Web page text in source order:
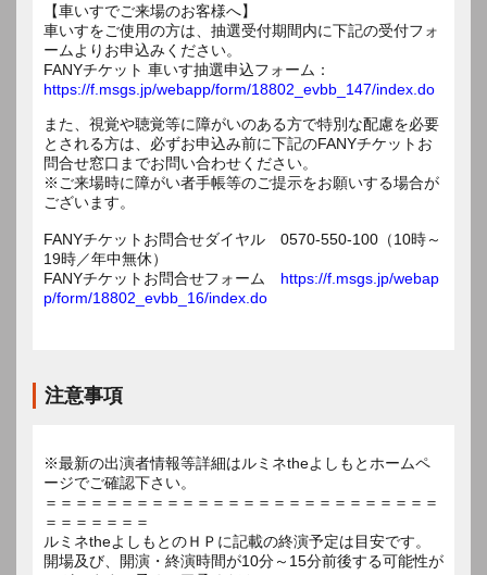
【車いすでご来場のお客様へ】
車いすをご使用の方は、抽選受付期間内に下記の受付フォ
ームよりお申込みください。
FANYチケット 車いす抽選申込フォーム：
https://f.msgs.jp/webapp/form/18802_evbb_147/index.do
また、視覚や聴覚等に障がいのある方で特別な配慮を必要
とされる方は、必ずお申込み前に下記のFANYチケットお
問合せ窓口までお問い合わせください。
※ご来場時に障がい者手帳等のご提示をお願いする場合が
ございます。
FANYチケットお問合せダイヤル 0570-550-100（10時～
19時／年中無休）
FANYチケットお問合せフォーム https://f.msgs.jp/webap
p/form/18802_evbb_16/index.do
注意事項
※最新の出演者情報等詳細はルミネtheよしもとホームペ
ージでご確認下さい。
＝＝＝＝＝＝＝＝＝＝＝＝＝＝＝＝＝＝＝＝＝＝＝＝＝＝
＝＝＝＝＝＝＝
ルミネtheよしもとのＨＰに記載の終演予定は目安です。
開場及び、開演・終演時間が10分～15分前後する可能性が